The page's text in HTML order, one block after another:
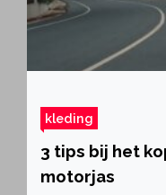
kleding
3 tips bij het
motorjas